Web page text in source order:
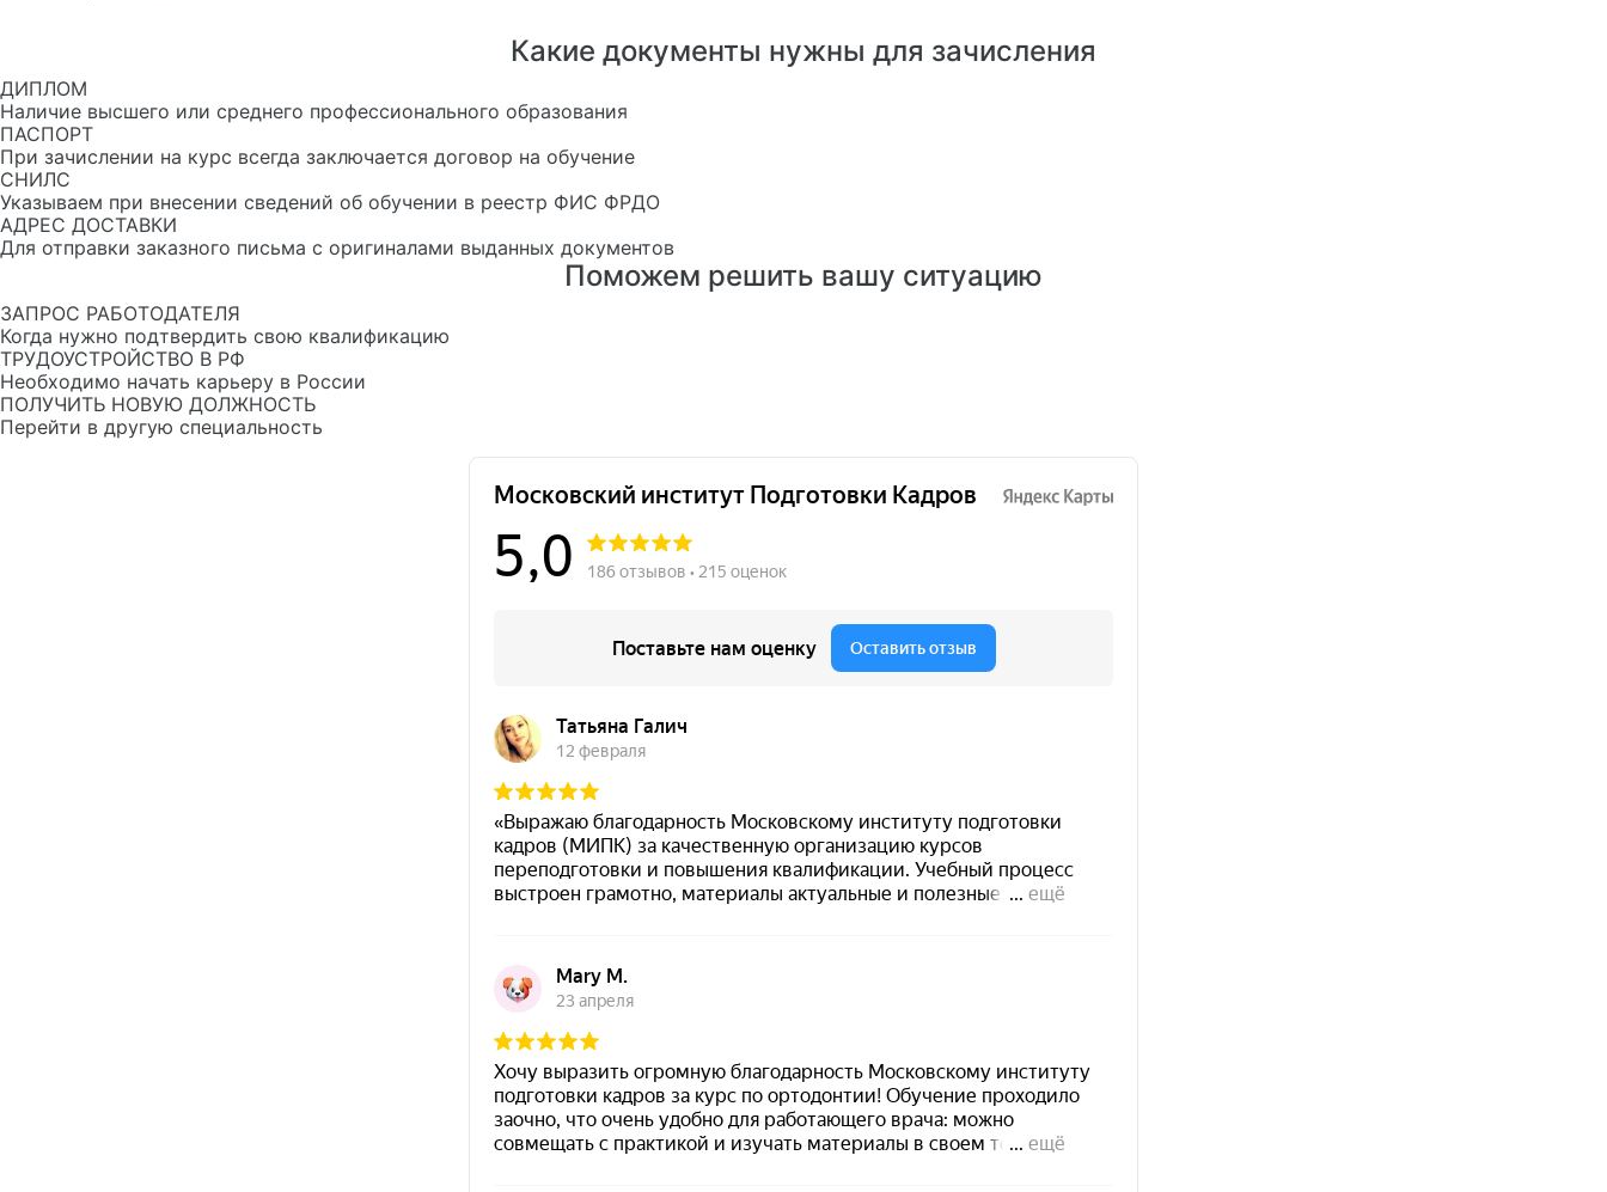
Какие документы нужны для зачисления
ДИПЛОМ
Наличие высшего или среднего профессионального образования
ПАСПОРТ
При зачислении на курс всегда заключается договор на обучение
СНИЛС
Указываем при внесении сведений об обучении в реестр ФИС ФРДО
АДРЕС ДОСТАВКИ
Для отправки заказного письма с оригиналами выданных документов
Поможем решить вашу ситуацию
ЗАПРОС РАБОТОДАТЕЛЯ
Когда нужно подтвердить свою квалификацию
ТРУДОУСТРОЙСТВО В РФ
Необходимо начать карьеру в России
ПОЛУЧИТЬ НОВУЮ ДОЛЖНОСТЬ
Перейти в другую специальность